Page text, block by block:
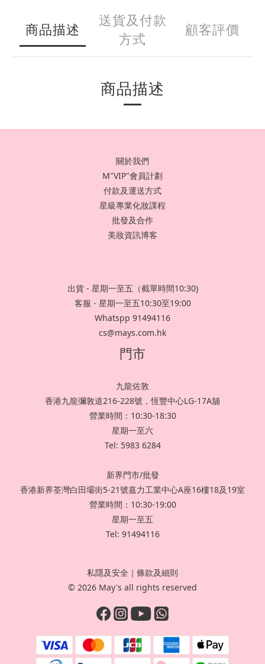
商品描述
送貨及付款
方式
顧客評價
商品描述
關於我們
M"VIP"會員計劃
付款及運送方式
星級專業化妝課程
批發及合作
美妝資訊博客
出貨 - 星期一至五（截單時間10:30)
客服 - 星期一至五10:30至19:00
Whatspp 91494116
cs@mays.com.hk
門市
九龍佐敦
香港九龍彌敦道216-228號，恆豐中心LG-17A舖
營業時間：10:30-18:30
星期一至六
Tel: 5983 6284
新界門市/批發
香港新界荃灣白田壩街5-21號嘉力工業中心A座16樓18及19室
營業時間：10:30-19:00
星期一至五
Tel: 91494116
私隱及安全 ｜ 條款及細則
© 2026 May's all rights reserved